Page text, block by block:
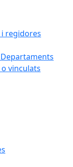
regidores
vinculats